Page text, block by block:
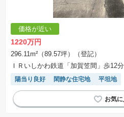
価格が近い
1220万円
296.11m²（89.57坪）（登記）
ＩＲいしかわ鉄道「加賀笠間」歩12分
陽当り良好 閑静な住宅地 平坦地